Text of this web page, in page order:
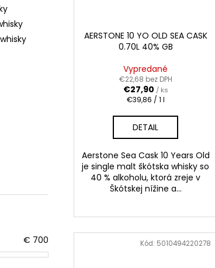
€ 700
AERSTONE 10 YO OLD SEA CASK
0.70L 40% GB
Vypredané
€22,68 bez DPH
€27,90 / ks
Jednotková
€39,86 / 1 l
DETAIL
Aerstone Sea Cask 10 Years Old
je single malt škótska whisky so
40 % alkoholu, ktorá zreje v
Škótskej nížine a...
Kód: 5010494220278